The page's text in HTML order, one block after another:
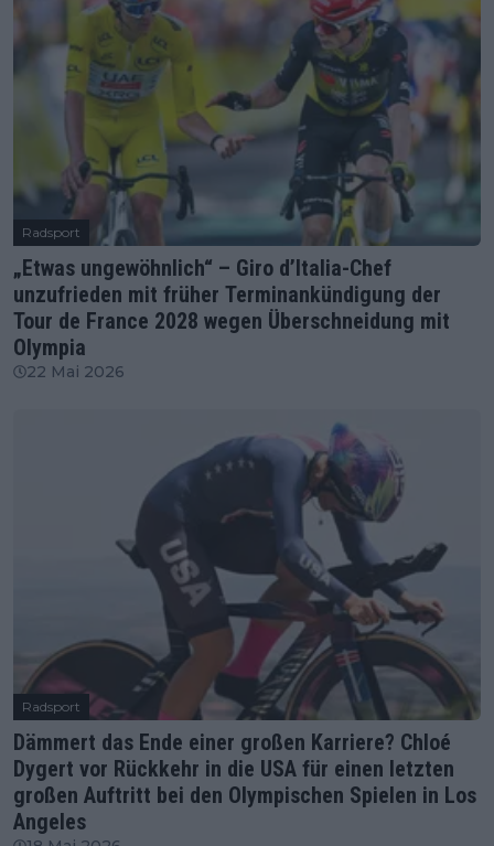
Radsport
„Etwas ungewöhnlich“ – Giro d’Italia-Chef
unzufrieden mit früher Terminankündigung der
Tour de France 2028 wegen Überschneidung mit
Olympia
22 Mai 2026
Radsport
Dämmert das Ende einer großen Karriere? Chloé
Dygert vor Rückkehr in die USA für einen letzten
großen Auftritt bei den Olympischen Spielen in Los
Angeles